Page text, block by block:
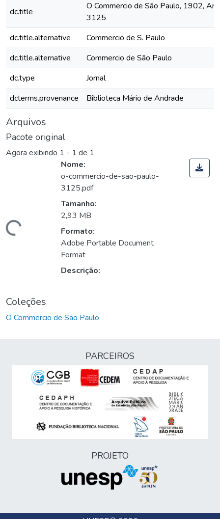
dc.title
O Commercio de São Paulo, 1902,
3125
dc.title.alternative
Commercio de S. Paulo
dc.title.alternative
Commercio de São Paulo
dc.type
Jornal
dcterms.provenance
Biblioteca Mário de Andrade
Arquivos
Pacote original
Agora exibindo 1 - 1 de 1
Nome:
o-commercio-de-sao-paulo-
3125.pdf
Tamanho:
2,93 MB
Formato:
Adobe Portable Document
Format
Descrição:
Coleções
O Commercio de São Paulo
PARCEIROS
PROJETO